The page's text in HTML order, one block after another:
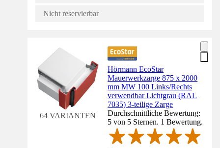
Nicht reservierbar
64 VARIANTEN
Hörmann EcoStar
Mauerwerkzarge 875 x 2000
mm MW 100 Links/Rechts
verwendbar Lichtgrau (RAL
7035) 3-teilige Zarge
Durchschnittliche Bewertung:
5 von 5 Sternen. 1 Bewertung.